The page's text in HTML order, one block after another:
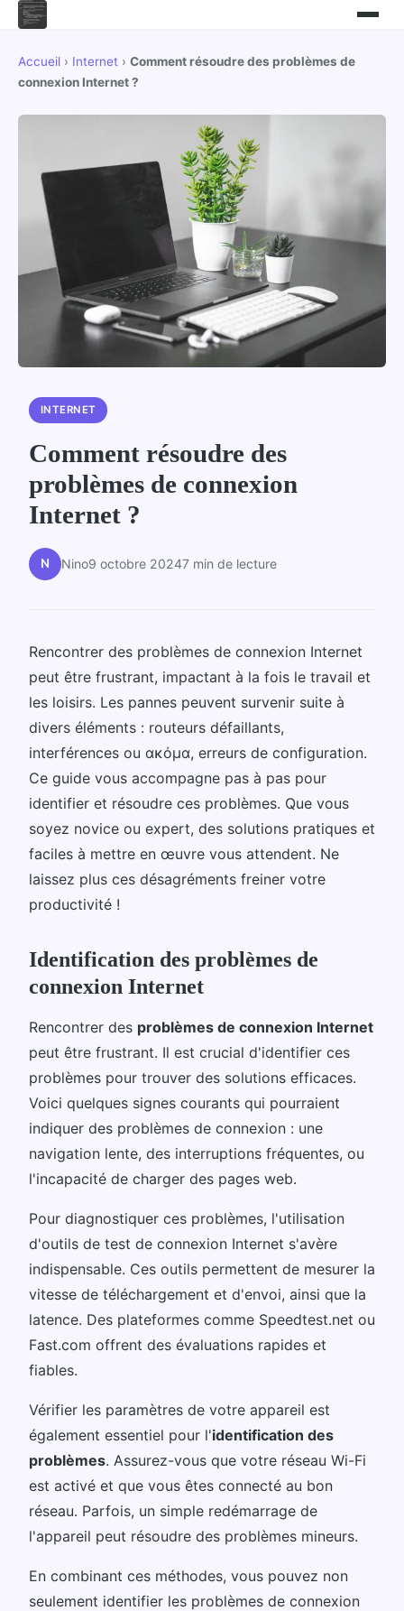
Accueil › Internet › Comment résoudre des problèmes de
connexion Internet ?
INTERNET
Comment résoudre des
problèmes de connexion
Internet ?
N Nino9 octobre 20247 min de lecture
Rencontrer des problèmes de connexion Internet
peut être frustrant, impactant à la fois le travail et
les loisirs. Les pannes peuvent survenir suite à
divers éléments : routeurs défaillants,
interférences ou ακόμα, erreurs de configuration.
Ce guide vous accompagne pas à pas pour
identifier et résoudre ces problèmes. Que vous
soyez novice ou expert, des solutions pratiques et
faciles à mettre en œuvre vous attendent. Ne
laissez plus ces désagréments freiner votre
productivité !
Identification des problèmes de
connexion Internet
Rencontrer des problèmes de connexion Internet
peut être frustrant. Il est crucial d'identifier ces
problèmes pour trouver des solutions efficaces.
Voici quelques signes courants qui pourraient
indiquer des problèmes de connexion : une
navigation lente, des interruptions fréquentes, ou
l'incapacité de charger des pages web.
Pour diagnostiquer ces problèmes, l'utilisation
d'outils de test de connexion Internet s'avère
indispensable. Ces outils permettent de mesurer la
vitesse de téléchargement et d'envoi, ainsi que la
latence. Des plateformes comme Speedtest.net ou
Fast.com offrent des évaluations rapides et
fiables.
Vérifier les paramètres de votre appareil est
également essentiel pour l'identification des
problèmes. Assurez-vous que votre réseau Wi-Fi
est activé et que vous êtes connecté au bon
réseau. Parfois, un simple redémarrage de
l'appareil peut résoudre des problèmes mineurs.
En combinant ces méthodes, vous pouvez non
seulement identifier les problèmes de connexion